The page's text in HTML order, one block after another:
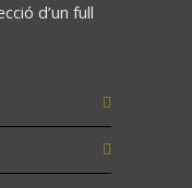
d’un full